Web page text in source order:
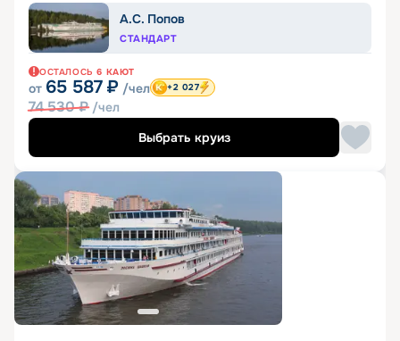
А.С. Попов
СТАНДАРТ
ОСТАЛОСЬ 6 КАЮТ
от 65 587 ₽ /чел
74 530₽ /чел
+2 027
Выбрать круиз